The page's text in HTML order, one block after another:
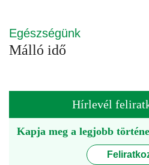
Egészségünk
Málló idő
Hírlevél
Kapja meg a legjobb